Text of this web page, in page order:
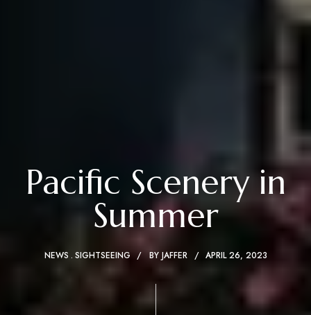
Pacific Scenery in
Summer
NEWS SIGHTSEEING BY JAFFER APRIL 26, 2023